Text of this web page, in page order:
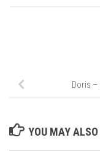
Doris
YOU MAY